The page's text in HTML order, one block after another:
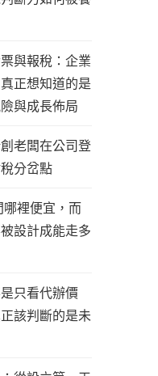
與報稅：企業
正想知道的是
與成長佈局
老闆在公司登
分岔點
裡便宜，而
設計成能走多
只看代辦價
該判斷的是未